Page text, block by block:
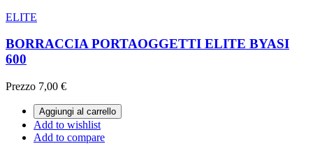
ELITE
BORRACCIA PORTAOGGETTI ELITE BYASI
600
Prezzo 7,00 €
Aggiungi al carrello
Add to wishlist
Add to compare